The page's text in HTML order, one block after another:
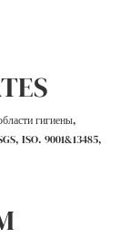
гигиены,
ISO. 9001&13485,